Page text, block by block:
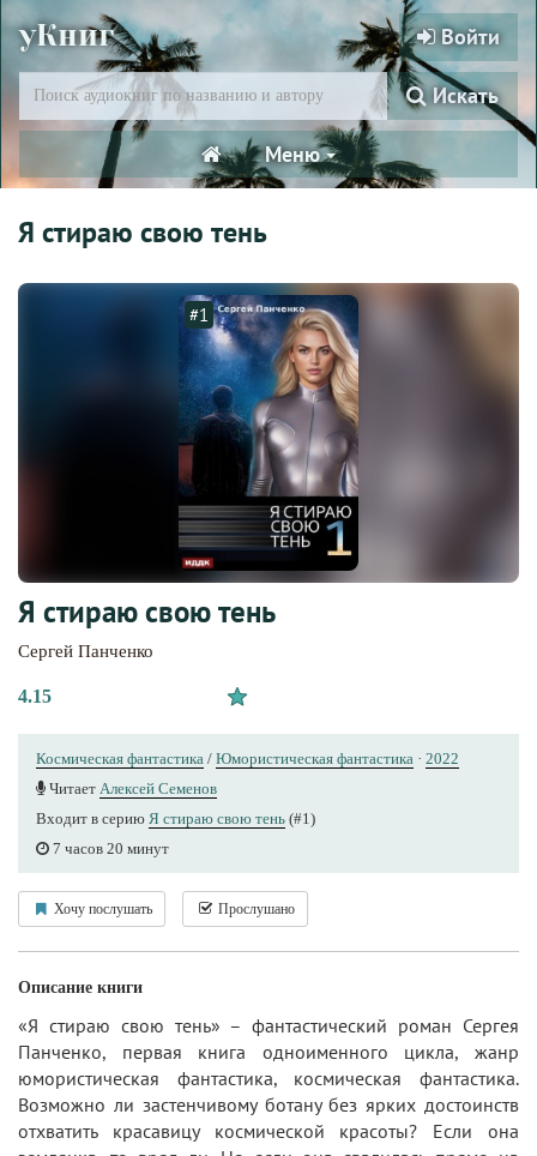
уКниг Войти
Искать
Меню
Я стираю свою тень
#1
Я стираю свою тень
Сергей Панченко
4.15
Космическая фантастика / Юмористическая фантастика · 2022
Читает Алексей Семенов
Входит в серию Я стираю свою тень (#1)
7 часов 20 минут
Хочу послушать Прослушано
Описание книги
«Я стираю свою тень» – фантастический роман Сергея
Панченко, первая книга одноименного цикла, жанр
юмористическая фантастика, космическая фантастика.
Возможно ли застенчивому ботану без ярких достоинств
отхватить красавицу космической красоты? Если она